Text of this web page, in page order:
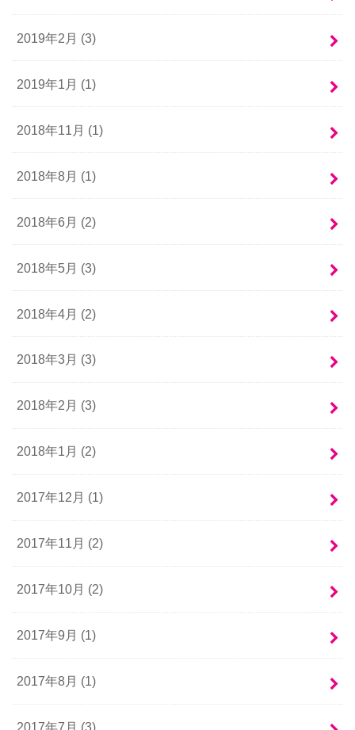
2019年2月 (3)
2019年1月 (1)
2018年11月 (1)
2018年8月 (1)
2018年6月 (2)
2018年5月 (3)
2018年4月 (2)
2018年3月 (3)
2018年2月 (3)
2018年1月 (2)
2017年12月 (1)
2017年11月 (2)
2017年10月 (2)
2017年9月 (1)
2017年8月 (1)
2017年7月 (3)